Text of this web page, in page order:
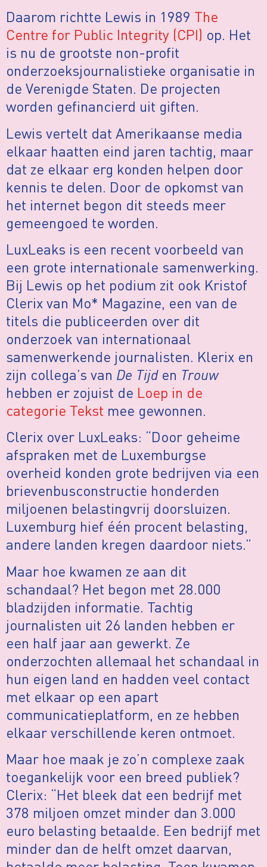
Daarom richtte Lewis in 1989 The
Centre for Public Integrity (CPI) op. Het
is nu de grootste non-profit
onderzoeksjournalistieke organisatie in
de Verenigde Staten. De projecten
worden gefinancierd uit giften.
Lewis vertelt dat Amerikaanse media
elkaar haatten eind jaren tachtig, maar
dat ze elkaar erg konden helpen door
kennis te delen. Door de opkomst van
het internet begon dit steeds meer
gemeengoed te worden.
LuxLeaks is een recent voorbeeld van
een grote internationale samenwerking.
Bij Lewis op het podium zit ook Kristof
Clerix van Mo* Magazine, een van de
titels die publiceerden over dit
onderzoek van internationaal
samenwerkende journalisten. Klerix en
zijn collega’s van De Tijden Trouw
hebben er zojuist de Loep in de
categorie Tekst mee gewonnen.
Clerix over LuxLeaks: “Door geheime
afspraken met de Luxemburgse
overheid konden grote bedrijven via een
brievenbusconstructie honderden
miljoenen belastingvrij doorsluizen.
Luxemburg hief één procent belasting,
andere landen kregen daardoor niets.”
Maar hoe kwamen ze aan dit
schandaal? Het begon met 28.000
bladzijden informatie. Tachtig
journalisten uit 26 landen hebben er
een half jaar aan gewerkt. Ze
onderzochten allemaal het schandaal in
hun eigen land en hadden veel contact
met elkaar op een apart
communicatieplatform, en ze hebben
elkaar verschillende keren ontmoet.
Maar hoe maak je zo’n complexe zaak
toegankelijk voor een breed publiek?
Clerix: “Het bleek dat een bedrijf met
378 miljoen omzet minder dan 3.000
euro belasting betaalde. Een bedrijf met
minder dan de helft omzet daarvan,